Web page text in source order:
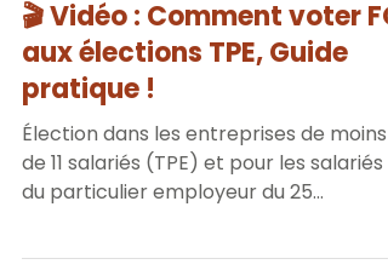
FO 56
15 nov. 2024
1 min de lecture
🎬 Vidéo : Comment voter FO
aux élections TPE, Guide
pratique !
de 11 salariés (TPE) et pour les salariés